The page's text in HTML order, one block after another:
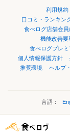
利用規約
口コミ・ランキン
食べログ店舗会員
機能改善要
食べログプレ
個人情報保護方針
推奨環境
ヘルプ
言語：